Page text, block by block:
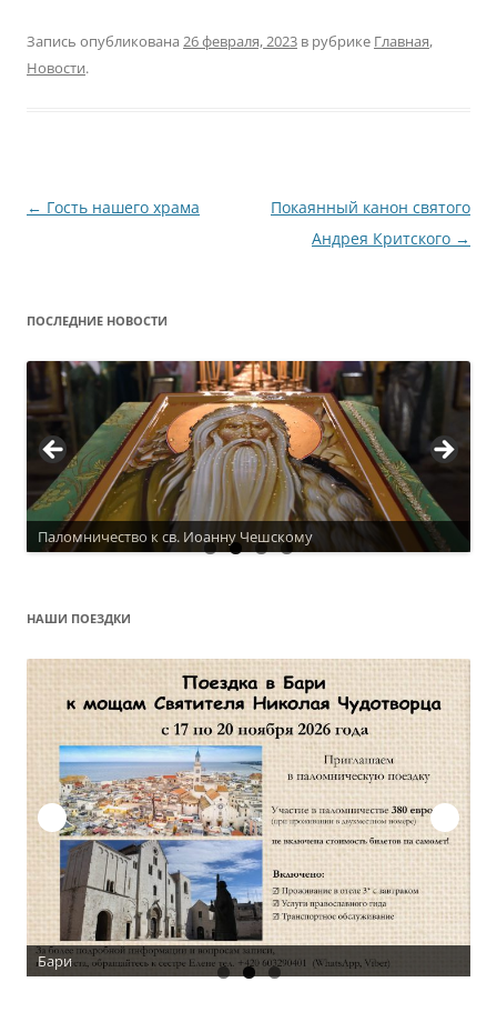
Запись опубликована 26 февраля, 2023 в рубрике Главная,
Новости.
Навигация
← Гость нашего храма
Покаянный канон святого
Андрея Критского →
ПОСЛЕДНИЕ НОВОСТИ
Паломничество к св. Иоанну Чешскому
Актуальное расписание
НАШИ ПОЕЗДКИ